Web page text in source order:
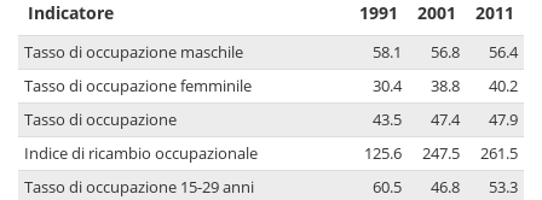
Indicatore 1991 2001 2011
Tasso di occupazione maschile 58.1 56.8
56.4
Tasso di occupazione femminile
30.4 38.8
40.2
Tasso di occupazione
43.5 47.4
47.9
Indice di ricambio occupazionale
125.6 247.5
261.5
Tasso di occupazione 15-29 anni
60.5 46.8
53.3